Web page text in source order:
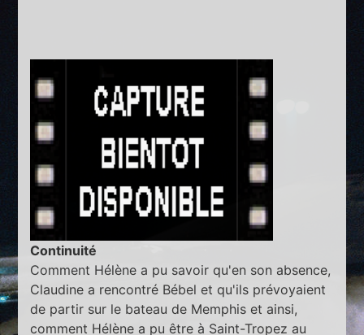
Continuité
Comment Hélène a pu savoir qu'en son absence,
Claudine a rencontré Bébel et qu'ils prévoyaient
de partir sur le bateau de Memphis et ainsi,
comment Hélène a pu être à Saint-Tropez au